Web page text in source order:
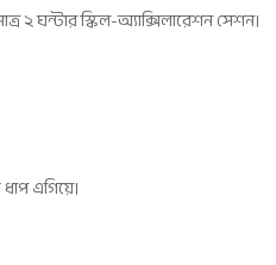
২ ঘন্টার স্কিল-অ্যাক্সিলারেশন সেশন।
এগিয়ে।